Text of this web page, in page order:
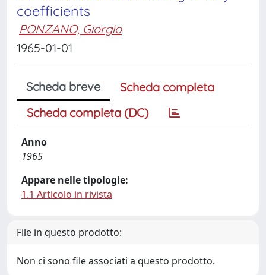
coefficients
PONZANO, Giorgio
1965-01-01
Scheda breve
Scheda completa
Scheda completa (DC)
Anno
1965
Appare nelle tipologie:
1.1 Articolo in rivista
File in questo prodotto:
Non ci sono file associati a questo prodotto.